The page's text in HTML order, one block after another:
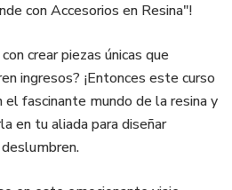
con Accesorios en Resina"!
crear piezas únicas que
ingresos? ¡Entonces este curso
fascinante mundo de la resina y
en tu aliada para diseñar